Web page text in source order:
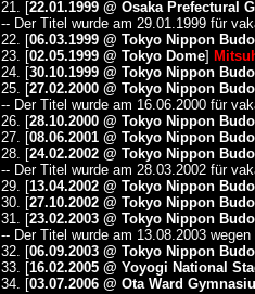
21. [22.01.1999 @ Osaka Prefectural
-- Der Titel wurde am 29.01.1999 für
22. [06.03.1999 @ Tokyo Nippon
23. [02.05.1999 @ Tokyo Dome]
24. [30.10.1999 @ Tokyo Nippon
25. [27.02.2000 @ Tokyo Nippon
-- Der Titel wurde am 16.06.2000 für
26. [28.10.2000 @ Tokyo Nippon
27. [08.06.2001 @ Tokyo Nippon
28. [24.02.2002 @ Tokyo Nippon
-- Der Titel wurde am 28.03.2002 für
29. [13.04.2002 @ Tokyo Nippon
30. [27.10.2002 @ Tokyo Nippon
31. [23.02.2003 @ Tokyo Nippon
-- Der Titel wurde am 13.08.2003
32. [06.09.2003 @ Tokyo Nippon
33. [16.02.2005 @ Yoyogi National
34. [03.07.2006 @ Ota Ward